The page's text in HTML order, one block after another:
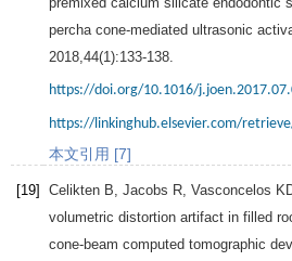
percha cone-mediated ultrasonic
2018 44(1):133-138.
https://doi.org/10.1016/
https://linkinghub.elsevier.com/
本文引用 [7]
[19] Celikten B Jacobs R Vasconcelos
volumetric distortion artifact in filled
cone-beam computed tomographic